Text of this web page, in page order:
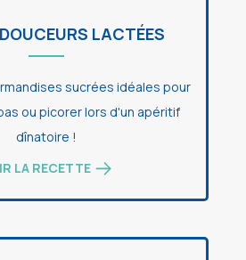
LACTÉES
sucrées idéales pour
ou picorer lors d'un apéritif
dînatoire !
LA RECETTE